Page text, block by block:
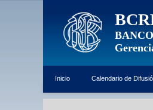
Inicio Calendario de